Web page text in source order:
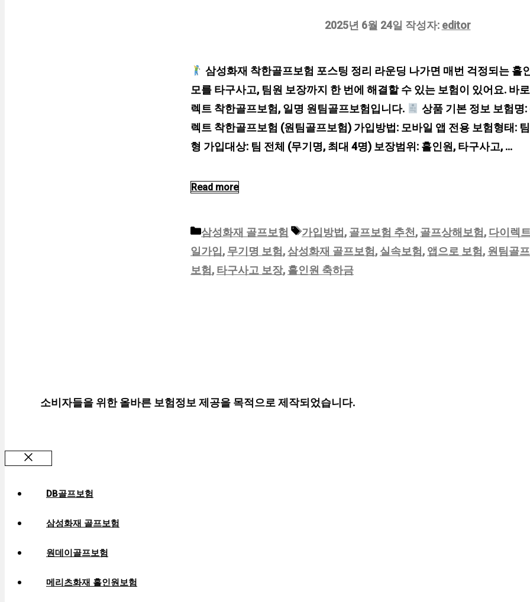
2025년 6월 24일 작성자: editor
삼성화재 착한골프보험 포스팅 정리 라운딩 나가면 매번 걱정되는 홀
모를 타구사고, 팀원 보장까지 한 번에 해결할 수 있는 보험이 있어요. 바
렉트 착한골프보험, 일명 원팀골프보험입니다.
상품 기본 정보 보험명
렉트 착한골프보험 (원팀골프보험) 가입방법: 모바일 앱 전용 보험형태:
형 가입대상: 팀 전체 (무기명, 최대 4명) 보장범위: 홀인원, 타구사고, …
Read more
카
테
고
삼성화재 골프보험
태
그
가입방법 , 골프보험 추천, 골프상해보험 , 다이렉
일가입 , 무기명 보험 ,삼성화재 골프보험 , 실속보험 , 앱으로 보험 , 원팀골
보험 , 타구사고 보장, 홀인원 축하금
소비자들을 위한 올바른 보험정보 제공을 목적으로 제작되었습니다.
DB골프보험
삼성화재 골프보험
원데이골프보험
메리츠화재 홀인원보험